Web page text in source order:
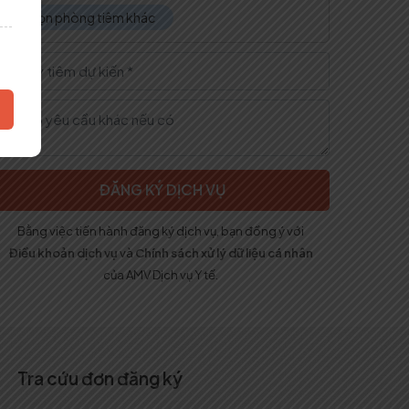
Chọn phòng tiêm khác
Bằng việc tiến hành đăng ký dịch vụ, bạn đồng ý với
Điều khoản dịch vụvà Chính sách xử lý dữ liệu cá nhân
của AMV Dịch vụ Y tế.
Tra cứu đơn đăng ký